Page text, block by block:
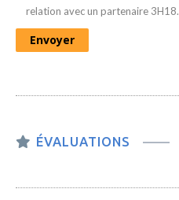
relation avec un partenaire 3H18.
ÉVALUATIONS